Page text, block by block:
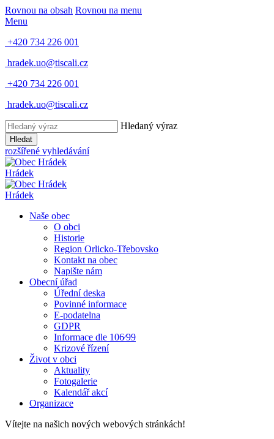
Rovnou na obsah Rovnou na menu
Menu
+420 734 226 001
hradek.uo@tiscali.cz
+420 734 226 001
hradek.uo@tiscali.cz
Hledaný výraz
Hledat
rozšířené vyhledávání
Hrádek
Hrádek
Naše obec
O obci
Historie
Region Orlicko-Třebovsko
Kontakt na obec
Napište nám
Obecní úřad
Úřední deska
Povinné informace
E-podatelna
GDPR
Informace dle 106⁄99
Krizové řízení
Život v obci
Aktuality
Fotogalerie
Kalendář akcí
Organizace
Vítejte na našich nových webových stránkách!